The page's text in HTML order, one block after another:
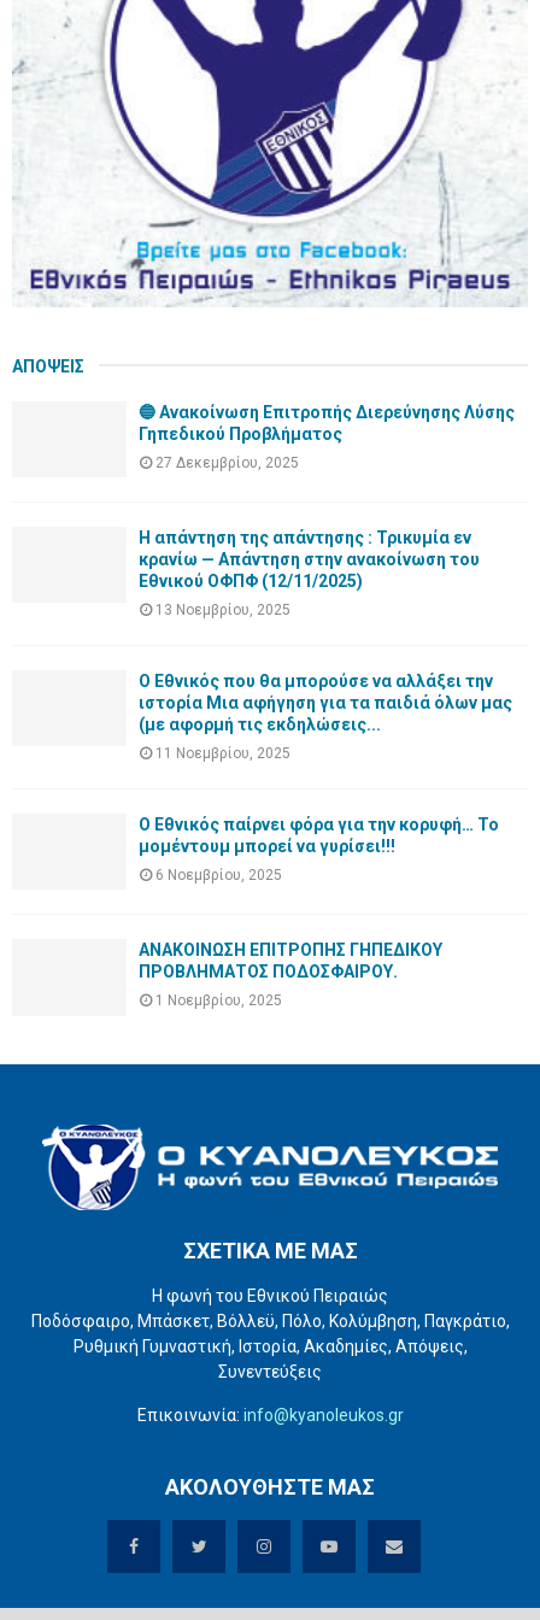
H
ΑΠΟΨΕΙΣ
🔵 Ανακοίνωση Επιτροπής Διερεύνησης Λύσης
Γηπεδικού Προβλήματος
27 Δεκεμβρίου, 2025
Η απάντηση της απάντησης : Τρικυμία εν
κρανίω — Απάντηση στην ανακοίνωση του
Εθνικού ΟΦΠΦ (12/11/2025)
13 Νοεμβρίου, 2025
Ο Εθνικός που θα μπορούσε να αλλάξει την
ιστορία Μια αφήγηση για τα παιδιά όλων μας
(με αφορμή τις εκδηλώσεις...
11 Νοεμβρίου, 2025
Ο Εθνικός παίρνει φόρα για την κορυφή… Το
μομέντουμ μπορεί να γυρίσει!!!
6 Νοεμβρίου, 2025
ΑΝΑΚΟΙΝΩΣΗ ΕΠΙΤΡΟΠΗΣ ΓΗΠΕΔΙΚΟΥ
ΠΡΟΒΛΗΜΑΤΟΣ ΠΟΔΟΣΦΑΙΡΟΥ.
1 Νοεμβρίου, 2025
ΣΧΕΤΙΚΑ ΜΕ ΜΑΣ
Η φωνή του Εθνικού Πειραιώς
Ποδόσφαιρο, Μπάσκετ, Βόλλεϋ, Πόλο, Κολύμβηση, Παγκράτιο,
Ρυθμική Γυμναστική, Ιστορία, Ακαδημίες, Απόψεις,
Συνεντεύξεις
Επικοινωνία: info@kyanoleukos.gr
ΑΚΟΛΟΥΘΗΣΤΕ ΜΑΣ